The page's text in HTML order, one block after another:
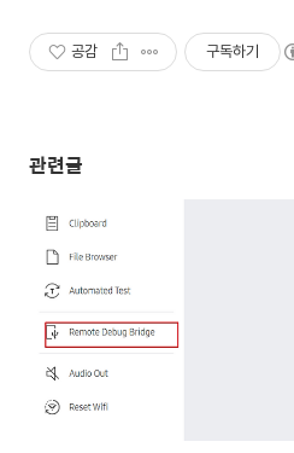
공감 구독하기
관련글